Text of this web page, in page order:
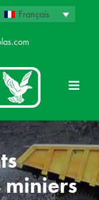
Français
miniers